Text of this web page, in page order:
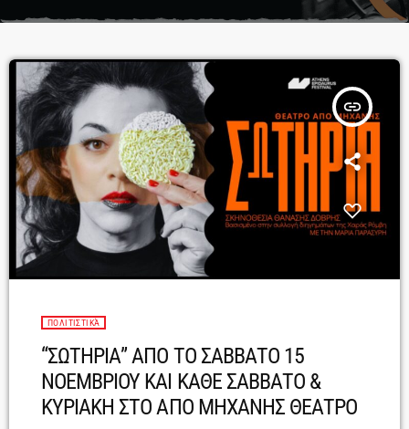
insert_link
ΠΟΛΙΤΙΣΤΙΚΆ
“ΣΩΤΗΡΙΑ” ΑΠΟ ΤΟ ΣΑΒΒΑΤΟ 15
ΝΟΕΜΒΡΙΟΥ ΚΑΙ ΚΑΘΕ ΣΑΒΒΑΤΟ &
ΚΥΡΙΑΚΗ ΣΤΟ ΑΠΟ ΜΗΧΑΝΗΣ ΘΕΑΤΡΟ